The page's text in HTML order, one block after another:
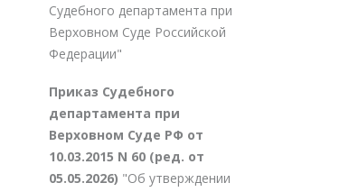
Судебного департамента при
Верховном Суде Российской
Федерации"
Приказ Судебного
департамента при
Верховном Суде РФ от
10.03.2015 N 60 (ред. от
05.05.2026) "Об утверждении